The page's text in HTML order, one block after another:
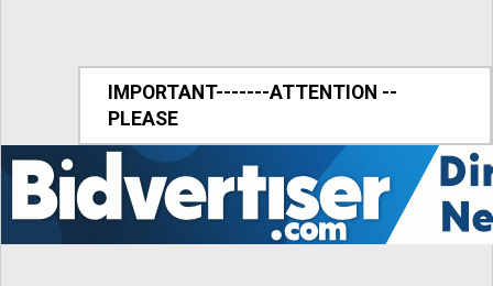
IMPORTANT-------ATTENTION --
PLEASE